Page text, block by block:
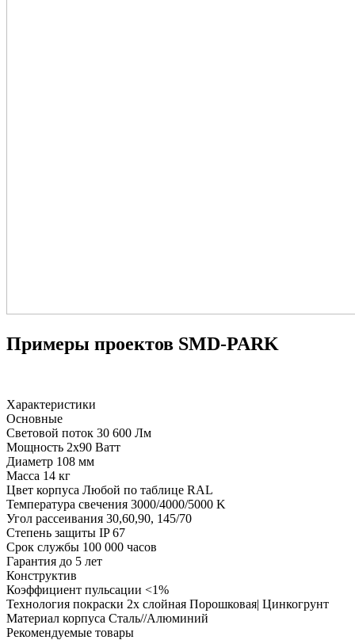
Примеры проектов SMD-PARK
Характеристики
Основные
Световой поток 30 600 Лм
Мощность 2х90 Ватт
Диаметр 108 мм
Масса 14 кг
Цвет корпуса Любой по таблице RAL
Температура свечения 3000/4000/5000 K
Угол рассеивания 30,60,90, 145/70
Степень защиты IP 67
Срок службы 100 000 часов
Гарантия до 5 лет
Конструктив
Коэффициент пульсации <1%
Технология покраски 2х слойная Порошковая| Цинкогрунт
Материал корпуса Сталь//Алюминий
Рекомендуемые товары